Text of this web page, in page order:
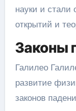
науки и стали
открытий и
Законы
Галилео
развитие
законов